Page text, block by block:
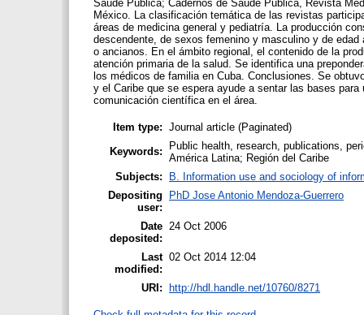
Saúde Pública; Cadernos de Saúde Pública, Revista
México. La clasificación temática de las revistas
áreas de medicina general y pediatría. La producción
descendente, de sexos femenino y masculino y de
o ancianos. En el ámbito regional, el contenido de la
atención primaria de la salud. Se identifica una
los médicos de familia en Cuba. Conclusiones. Se
y el Caribe que se espera ayude a sentar las bases
comunicación científica en el área.
Item type: Journal article (Paginated)
Keywords:
Public health, research, publications,
América Latina; Región del Caribe
Subjects:
B. Information use and sociology of
Depositing
user:
PhD Jose Antonio Mendoza-Guerrero
Date
deposited:
24 Oct 2006
Last
modified:
02 Oct 2014 12:04
URI: http://hdl.handle.net/10760/8271